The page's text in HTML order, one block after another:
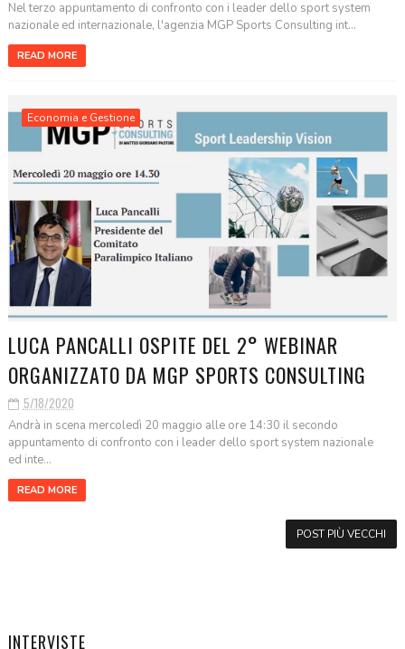
Nel terzo appuntamento di confronto con i leader dello sport system
nazionale ed internazionale, l'agenzia MGP Sports Consulting int...
READ MORE
Economia e Gestione
LUCA PANCALLI OSPITE DEL 2° WEBINAR
ORGANIZZATO DA MGP SPORTS CONSULTING
5/18/2020
Andrà in scena mercoledì 20 maggio alle ore 14:30 il secondo
appuntamento di confronto con i leader dello sport system nazionale
ed inte...
READ MORE
POST PIÙ VECCHI
INTERVISTE